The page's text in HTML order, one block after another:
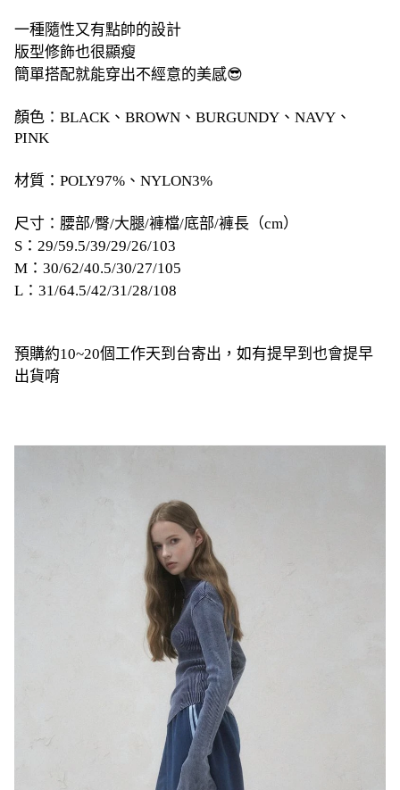
一種隨性又有點帥的設計
版型修飾也很顯瘦
簡單搭配就能穿出不經意的美感😎
顏色：BLACK、BROWN、BURGUNDY、NAVY、
PINK
材質：POLY97%、NYLON3%
尺寸：腰部/臀/大腿/褲檔/底部/褲長（cm）
S：29/59.5/39/29/26/103
M：30/62/40.5/30/27/105
L：31/64.5/42/31/28/108
預購約10~20個工作天到台寄出，如有提早到也會提早
出貨唷